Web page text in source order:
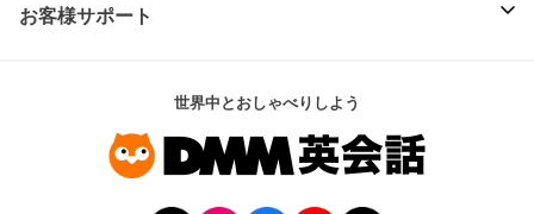
お客様サポート
世界中とおしゃべりしよう